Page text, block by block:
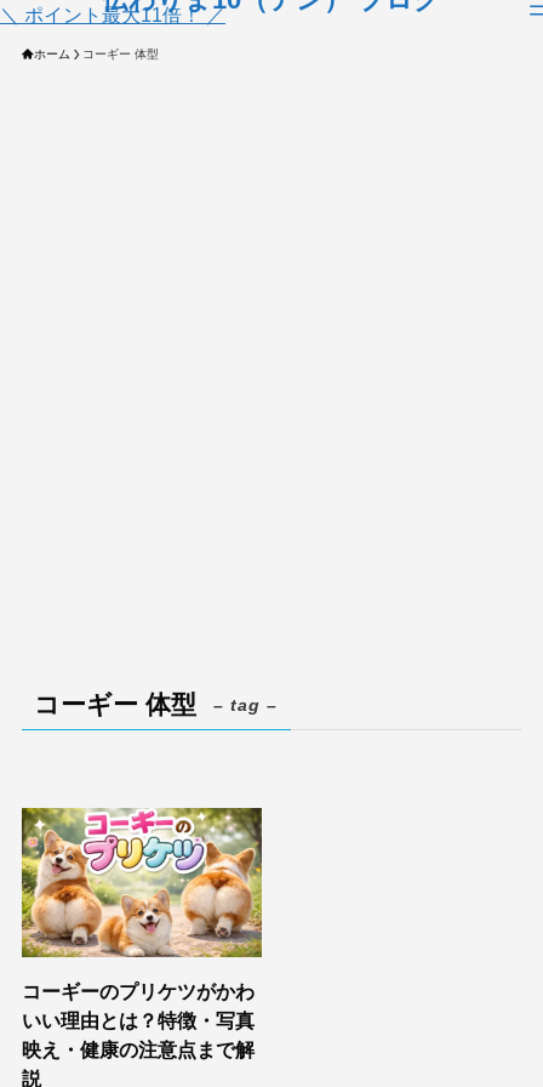
＼ ポイント最大11倍！ ／
ホーム コーギー 体型
コーギー 体型 – tag –
コーギーのプリケツがかわ
いい理由とは？特徴・写真
映え・健康の注意点まで解
説